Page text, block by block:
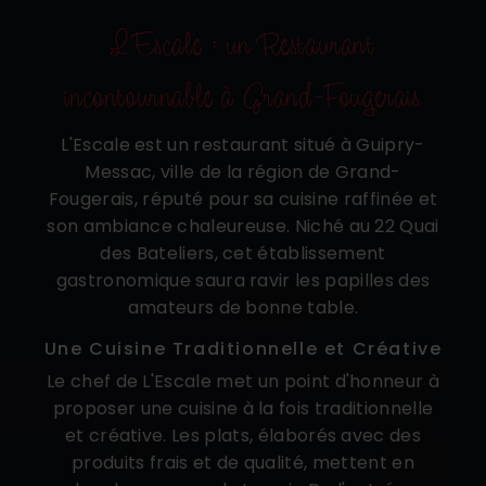
L'Escale : un Restaurant
incontournable à Grand-Fougerais
L'Escale est un restaurant situé à Guipry-
Messac, ville de la région de Grand-
Fougerais, réputé pour sa cuisine raffinée et
son ambiance chaleureuse. Niché au 22 Quai
des Bateliers, cet établissement
gastronomique saura ravir les papilles des
amateurs de bonne table.
Une Cuisine Traditionnelle et Créative
Le chef de L'Escale met un point d'honneur à
proposer une cuisine à la fois traditionnelle
et créative. Les plats, élaborés avec des
produits frais et de qualité, mettent en